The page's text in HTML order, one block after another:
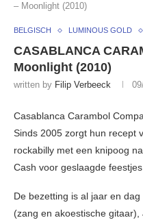
– Moonlight (2010)
BELGISCH LUMINOUS GOLD
CASABLANCA
Moonlight (2010)
written by Filip Verbeeck
Casablanca Carambol
Sinds 2005 zorgt hun recept
rockabilly met een knipoog
Cash voor geslaagde
De bezetting is al jaar en dag
(zang en akoestische gitaar),